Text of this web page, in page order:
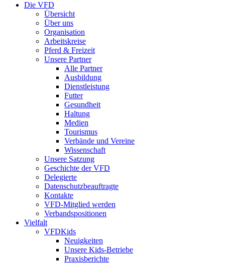
Die VFD
Übersicht
Über uns
Organisation
Arbeitskreise
Pferd & Freizeit
Unsere Partner
Alle Partner
Ausbildung
Dienstleistung
Futter
Gesundheit
Haltung
Medien
Tourismus
Verbände und Vereine
Wissenschaft
Unsere Satzung
Geschichte der VFD
Delegierte
Datenschutzbeauftragte
Kontakte
VFD-Mitglied werden
Verbandspositionen
Vielfalt
VFDKids
Neuigkeiten
Unsere Kids-Betriebe
Praxisberichte